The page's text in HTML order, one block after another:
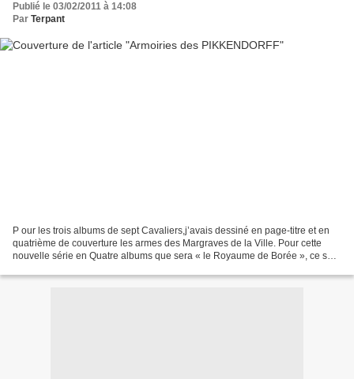
Publié le 03/02/2011 à 14:08
Par Terpant
P our les trois albums de sept Cavaliers,j’avais dessiné en page-titre et en
quatrième de couverture les armes des Margraves de la Ville. Pour cette
nouvelle série en Quatre albums que sera « le Royaume de Borée », ce sont